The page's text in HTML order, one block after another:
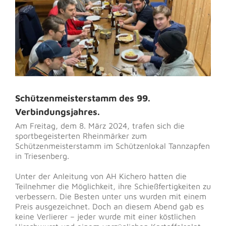
Schützenmeisterstamm des 99.
Verbindungsjahres.
Am Freitag, dem 8. März 2024, trafen sich die
sportbegeisterten Rheinmärker zum
Schützenmeisterstamm im Schützenlokal Tannzapfen
in Triesenberg.
Unter der Anleitung von AH Kichero hatten die
Teilnehmer die Möglichkeit, ihre Schießfertigkeiten zu
verbessern. Die Besten unter uns wurden mit einem
Preis ausgezeichnet. Doch an diesem Abend gab es
keine Verlierer – jeder wurde mit einer köstlichen